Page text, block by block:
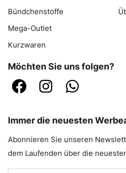
Bündchenstoffe
Mega-Outlet
Kurzwaren
Möchten Sie uns folgen?
Immer die neuesten
Abonnieren Sie unseren
dem Laufenden über die